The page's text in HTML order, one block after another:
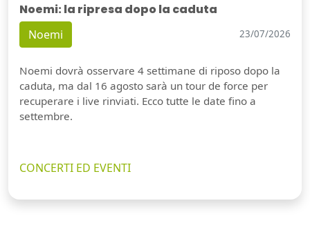
Noemi: la ripresa dopo la caduta
Noemi 23/07/2026
Noemi dovrà osservare 4 settimane di riposo dopo la
caduta, ma dal 16 agosto sarà un tour de force per
recuperare i live rinviati. Ecco tutte le date fino a
settembre.
CONCERTI ED EVENTI